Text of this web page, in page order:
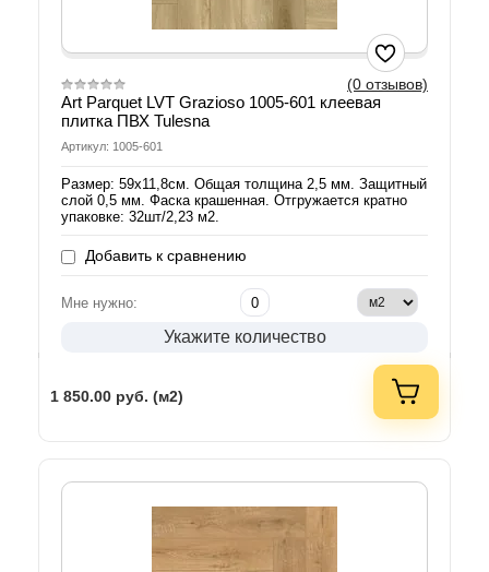
(0 отзывов)
Art Parquet LVT Grazioso 1005-601 клеевая
плитка ПВХ Tulesna
Артикул: 1005-601
Размер: 59х11,8см. Общая толщина 2,5 мм. Защитный
слой 0,5 мм. Фаска крашенная. Отгружается кратно
упаковке: 32шт/2,23 м2.
Добавить к сравнению
Мне нужно:
Укажите количество
1 850.00 руб. (м2)